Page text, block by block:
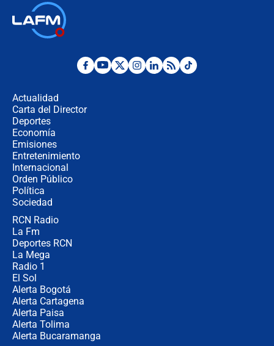
Posesión de Abelardo De La Espriella
Actualidad
Carta del Director
Deportes
Economía
Emisiones
Entretenimiento
Internacional
Orden Público
Política
Sociedad
RCN Radio
La Fm
Deportes RCN
La Mega
Radio 1
El Sol
Alerta Bogotá
Alerta Cartagena
Alerta Paisa
Alerta Tolima
Alerta Bucaramanga